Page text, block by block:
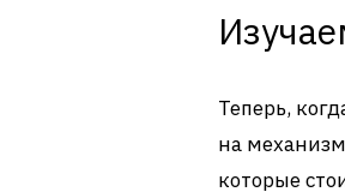
Теперь,
на
которые